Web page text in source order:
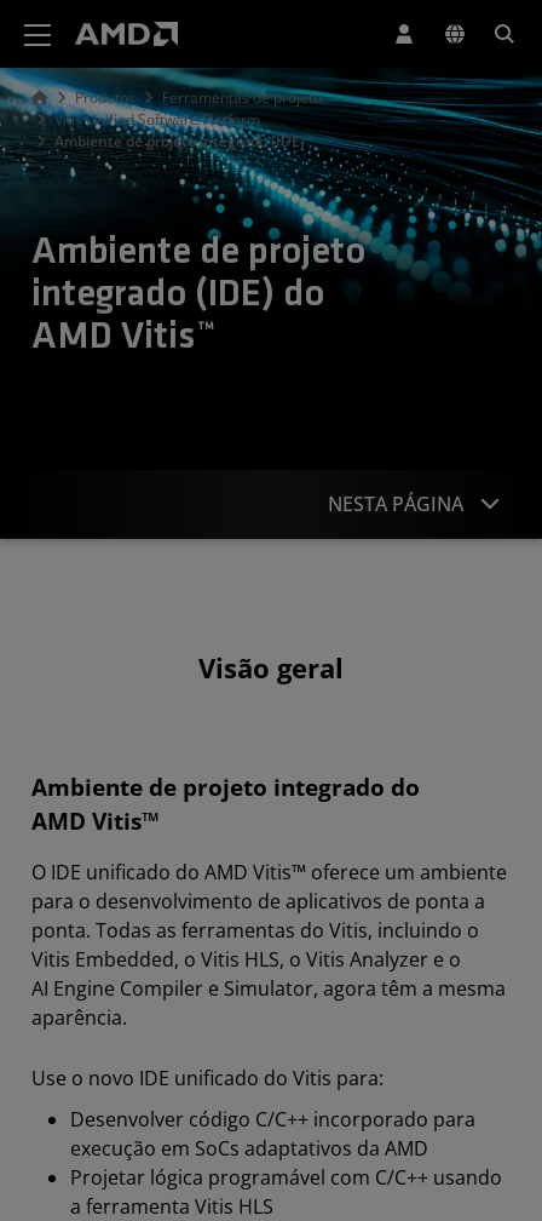
Produtos
Ferramentas de projeto
Vitis Unified Software Platform
Ambiente de projeto integrado (IDE)
Ambiente de projeto
integrado (IDE) do
AMD Vitis™
NESTA PÁGINA
Nível de sistema e componente
Visão geral
Ambiente de projeto integrado do
AMD Vitis™
O IDE unificado do AMD Vitis™ oferece um ambiente
para o desenvolvimento de aplicativos de ponta a
ponta. Todas as ferramentas do Vitis, incluindo o
Vitis Embedded, o Vitis HLS, o Vitis Analyzer e o
AI Engine Compiler e Simulator, agora têm a mesma
aparência.
Use o novo IDE unificado do Vitis para:
Desenvolver código C/C++ incorporado para
execução em SoCs adaptativos da AMD
Projetar lógica programável com C/C++ usando
a ferramenta Vitis HLS